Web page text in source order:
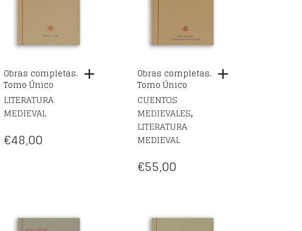
Obras completas.
Tomo Único
LITERATURA
MEDIEVAL
€48,00
Obras completas.
Tomo Único
CUENTOS
MEDIEVALES,
LITERATURA
MEDIEVAL
€55,00